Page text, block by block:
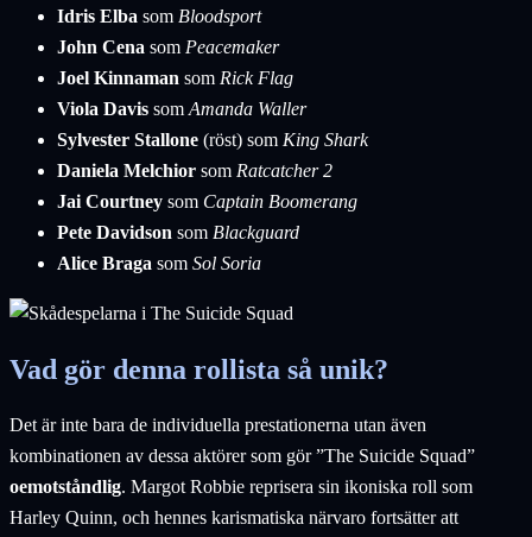
Idris Elba som Bloodsport
John Cena som Peacemaker
Joel Kinnaman som Rick Flag
Viola Davis som Amanda Waller
Sylvester Stallone (röst) som King Shark
Daniela Melchior som Ratcatcher 2
Jai Courtney som Captain Boomerang
Pete Davidson som Blackguard
Alice Braga som Sol Soria
Vad gör denna rollista så unik?
Det är inte bara de individuella prestationerna utan även
kombinationen av dessa aktörer som gör ”The Suicide Squad”
oemotståndlig. Margot Robbie reprisera sin ikoniska roll som
Harley Quinn, och hennes karismatiska närvaro fortsätter att